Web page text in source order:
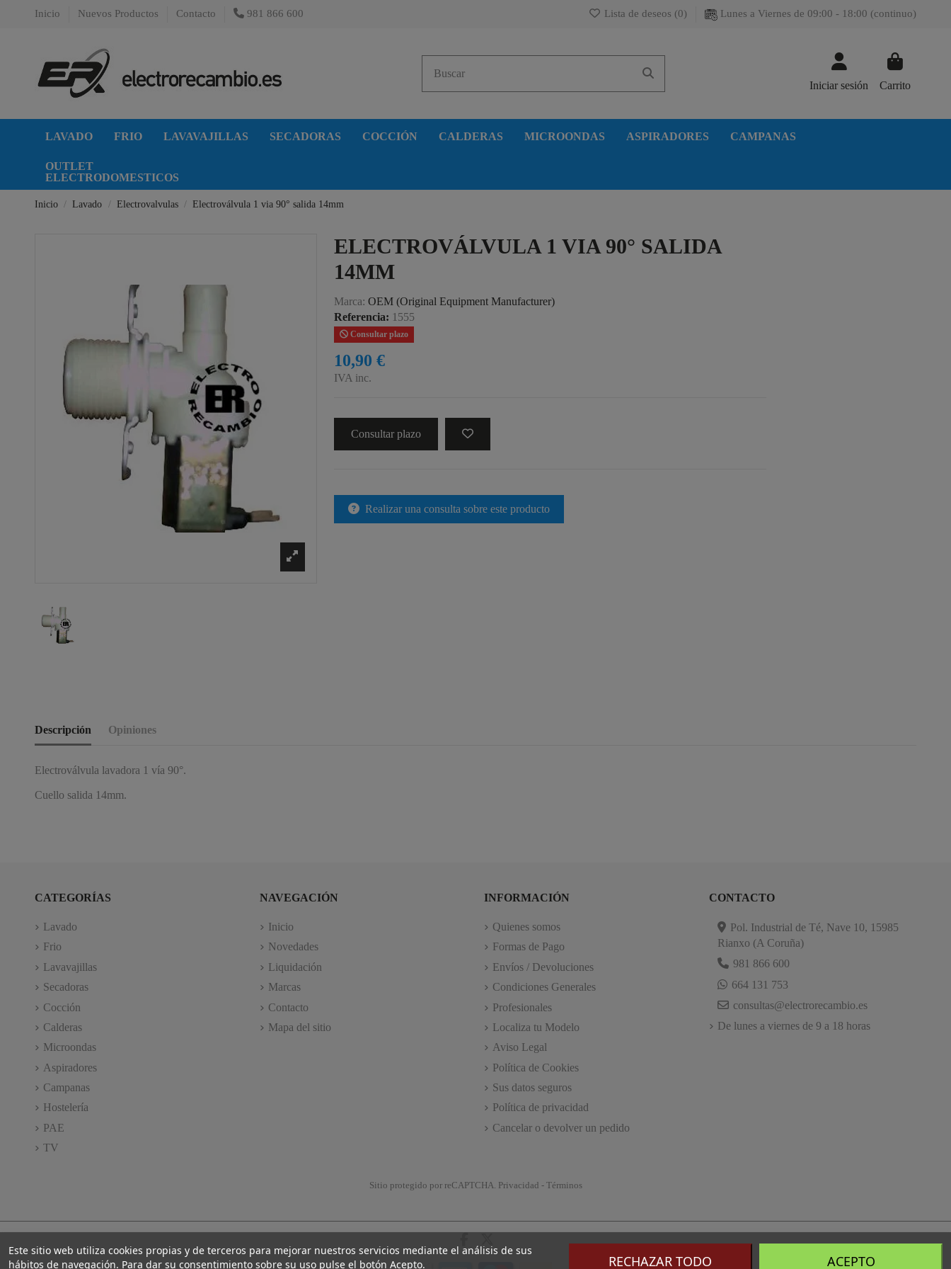
Inicio Nuevos Productos Contacto 981 866 600 Lista de deseos (0) Lunes a Viernes de 09:00 - 18:00 (continuo)
Iniciar sesión Carrito
LAVADO FRIO LAVAVAJILLAS SECADORAS COCCIÓN CALDERAS MICROONDAS ASPIRADORES CAMPANAS
OUTLET
ELECTRODOMESTICOS
Inicio Lavado Electrovalvulas Electroválvula 1 via 90° salida 14mm
ELECTROVÁLVULA 1 VIA 90° SALIDA
14MM
Marca: OEM (Original Equipment Manufacturer)
Referencia: 1555
Consultar plazo
10,90 €
IVA inc.
Consultar plazo
Realizar una consulta sobre este producto
Descripción Opiniones
Electroválvula lavadora 1 vía 90°.
Cuello salida 14mm.
CATEGORÍAS
Lavado
Frio
Lavavajillas
Secadoras
Cocción
Calderas
Microondas
Aspiradores
Campanas
Hostelería
PAE
TV
NAVEGACIÓN
Inicio
Novedades
Liquidación
Marcas
Contacto
Mapa del sitio
INFORMACIÓN
Quienes somos
Formas de Pago
Envíos / Devoluciones
Condiciones Generales
Profesionales
Localiza tu Modelo
Aviso Legal
Política de Cookies
Sus datos seguros
Política de privacidad
Cancelar o devolver un pedido
CONTACTO
Pol. Industrial de Té, Nave 10, 15985
Rianxo (A Coruña)
981 866 600
664 131 753
consultas@electrorecambio.es
De lunes a viernes de 9 a 18 horas
Este sitio web utiliza cookies propias y de terceros para mejorar nuestros servicios mediante el análisis de sus
hábitos de navegación. Para dar su consentimiento sobre su uso pulse el botón Acepto.
RECHAZAR TODO ACEPTO
Sitio protegido por reCAPTCHA. Privacidad - Términos